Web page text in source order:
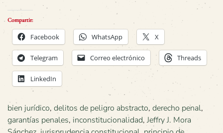
Compartir:
Facebook WhatsApp X
Telegram Correo electrónico Threads
LinkedIn
bien jurídico, delitos de peligro abstracto, derecho penal,
garantías penales, inconstitucionalidad, Jeffry J. Mora